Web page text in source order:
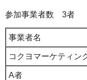
参加事業者数 3者
事業者名
コクヨマーケティン
A者